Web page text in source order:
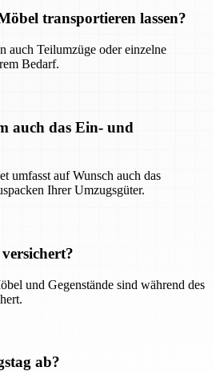
transportieren lassen?
auch Teilumzüge oder einzelne
Bedarf.
auch das Ein- und
umfasst auf Wunsch auch das
Ihrer Umzugsgüter.
und Gegenstände sind während des
ab?